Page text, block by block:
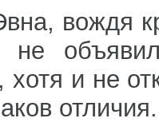
вождя
не
хотя и не
отличия.